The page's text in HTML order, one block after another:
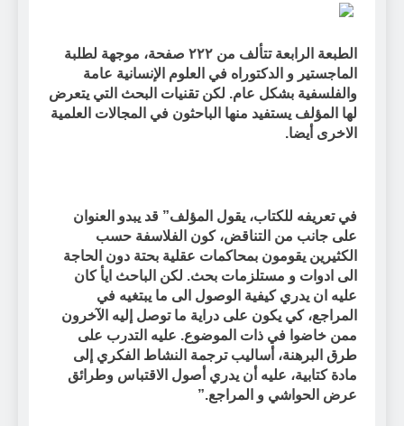
الطبعة الرابعة تتألف من ٢٢٢ صفحة، موجهة لطلبة
الماجستير و الدكتوراه في العلوم الإنسانية عامة
والفلسفية بشكل عام. لكن تقنيات البحث التي يتعرض
لها المؤلف يستفيد منها الباحثون في المجالات العلمية
الاخرى أيضا.
في تعريفه للكتاب، يقول المؤلف” قد يبدو العنوان
على جانب من التناقض، كون الفلاسفة حسب
الكثيرين يقومون بمحاكمات عقلية بحتة دون الحاجة
الى ادوات و مستلزمات بحث. لكن الباحث ايأ كان
عليه ان يدري كيفية الوصول الى ما يبتغيه في
المراجع، كي يكون على دراية ما توصل إليه الآخرون
ممن خاضوا في ذات الموضوع. عليه التدرب على
طرق البرهنة، أساليب ترجمة النشاط الفكري إلى
مادة كتابية، عليه أن يدري أصول الاقتباس وطرائق
عرض الحواشي و المراجع.”